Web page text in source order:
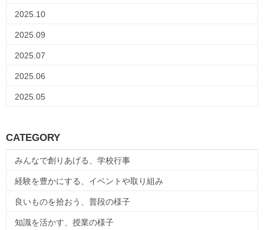
2025.10
2025.09
2025.07
2025.06
2025.05
CATEGORY
みんなで創りあげる、学校行事
経験を豊かにする、イベントや取り組み
良いものを拾おう、普段の様子
知識を活かす、授業の様子